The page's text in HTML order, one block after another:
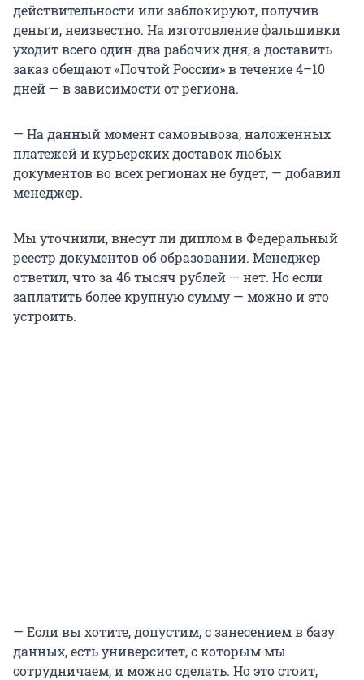
действительности или заблокируют, получив
деньги, неизвестно. На изготовление фальшивки
уходит всего один-два рабочих дня, а доставить
заказ обещают «Почтой России» в течение 4–10
дней — в зависимости от региона.
— На данный момент самовывоза, наложенных
платежей и курьерских доставок любых
документов во всех регионах не будет, — добавил
менеджер.
Мы уточнили, внесут ли диплом в Федеральный
реестр документов об образовании. Менеджер
ответил, что за 46 тысяч рублей — нет. Но если
заплатить более крупную сумму — можно и это
устроить.
— Если вы хотите, допустим, с занесением в базу
данных, есть университет, с которым мы
сотрудничаем, и можно сделать. Но это стоит,